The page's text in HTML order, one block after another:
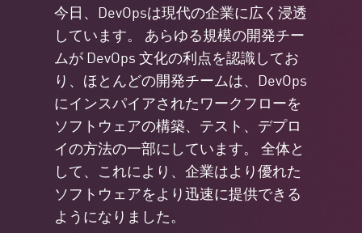
今日、DevOpsは現代の企業に広く浸透
しています。 あらゆる規模の開発チー
ムが DevOps 文化の利点を認識してお
り、ほとんどの開発チームは、DevOps
にインスパイアされたワークフローを
ソフトウェアの構築、テスト、デプロ
イの方法の一部にしています。 全体と
して、これにより、企業はより優れた
ソフトウェアをより迅速に提供できる
ようになりました。